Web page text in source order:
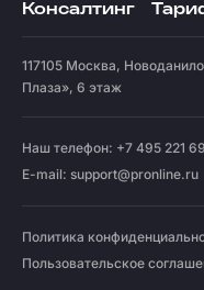
Консалтинг
117105 Москва,
Плаза», 6 этаж
Наш телефон: +7 495 221
E-mail: support@pronline.ru
Политика
Пользовательское